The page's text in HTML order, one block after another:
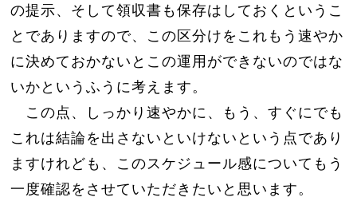
の提示、そして領収書も保存はしておくというこ
とでありますので、この区分けをこれもう速やか
に決めておかないとこの運用ができないのではな
いかというふうに考えます。
この点、しっかり速やかに、もう、すぐにでも
これは結論を出さないといけないという点であり
ますけれども、このスケジュール感についてもう
一度確認をさせていただきたいと思います。